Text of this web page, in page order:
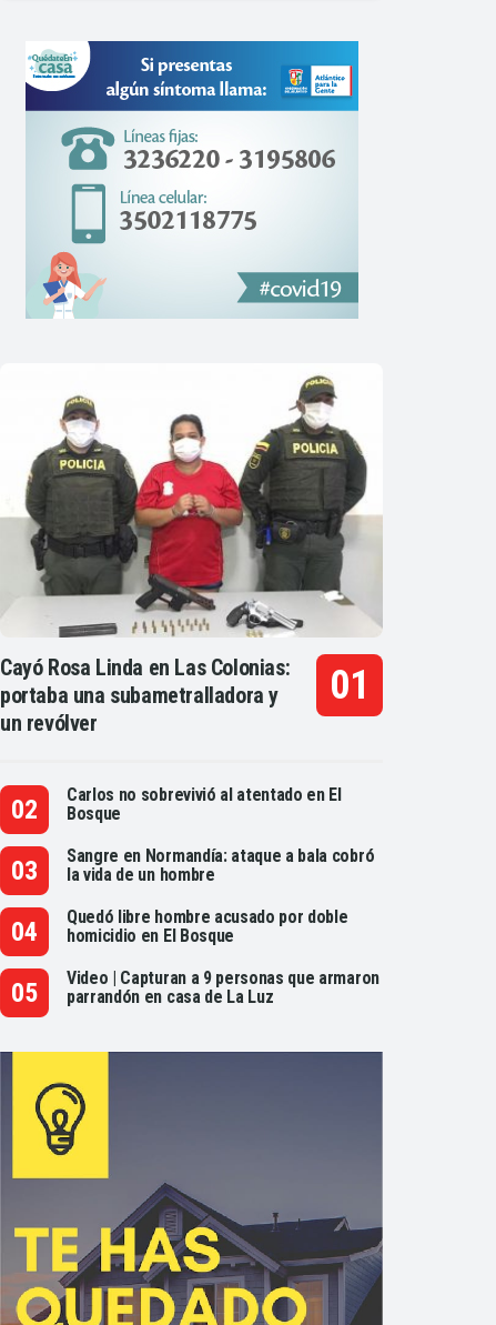
Cayó Rosa Linda en Las Colonias:
portaba una subametralladora y
un revólver
Carlos no sobrevivió al atentado en El
Bosque
Sangre en Normandía: ataque a bala cobró
la vida de un hombre
Quedó libre hombre acusado por doble
homicidio en El Bosque
Video | Capturan a 9 personas que armaron
parrandón en casa de La Luz